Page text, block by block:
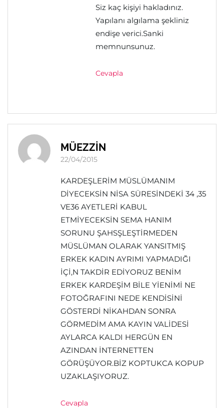
Siz kaç kişiyi hakladınız.
Yapılanı algılama şekliniz
endişe verici.Sanki
memnunsunuz.
Cevapla
MÜEZZİN
22/04/2015
KARDEŞLERİM MÜSLÜMANIM
DİYECEKSİN NİSA SÜRESİNDEKİ 34 ,35
VE36 AYETLERİ KABUL
ETMİYECEKSİN SEMA HANIM
SORUNU ŞAHSŞLEŞTİRMEDEN
MÜSLÜMAN OLARAK YANSITMIŞ
ERKEK KADIN AYRIMI YAPMADIĞI
İÇİ,N TAKDİR EDİYORUZ BENİM
ERKEK KARDEŞİM BİLE YİENİMİ NE
FOTOĞRAFINI NEDE KENDİSİNİ
GÖSTERDİ NİKAHDAN SONRA
GÖRMEDİM AMA KAYIN VALİDESİ
AYLARCA KALDI HERGÜN EN
AZINDAN İNTERNETTEN
GÖRÜŞÜYOR.BİZ KOPTUKCA KOPUP
UZAKLAŞIYORUZ.
Cevapla